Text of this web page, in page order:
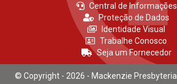
Central de Informações
Proteção de Dados
Identidade Visual
Trabalhe Conosco
Seja um Fornecedor
© Copyright - 2026 - Mackenzie